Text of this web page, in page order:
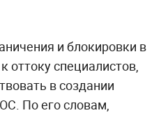
и блокировки в
оттоку специалистов,
в создании
По его словам,